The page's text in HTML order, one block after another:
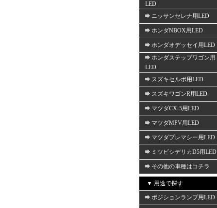
LED
ニッサンセレナ用LED
ホンダNBOX用LED
ホンダオデッセイ用LED
ホンダステップワゴン用
LED
スズキセルボ用LED
スズキワゴンR用LED
マツダCX-5用LED
マツダMPV用LED
マツダプレマシー用LED
ミツビシデリカD5用LED
その他の車種はコチラ
▼ 用途で探す
ポジションランプ用LED